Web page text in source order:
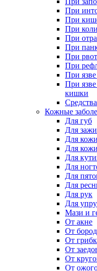
При
При
При
При
При
При
При
При
При
кишки
Кожные
Для губ
Для
Для кожи
Для
Для
Для
Для
Для
Для рук
Для
Мази и
От акне
От
От
От
От
От